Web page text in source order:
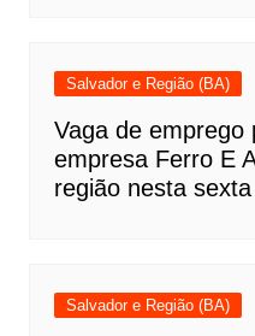
Salvador e Região (BA)
Vaga de emprego
empresa Ferro E
região nesta
Salvador e Região (BA)